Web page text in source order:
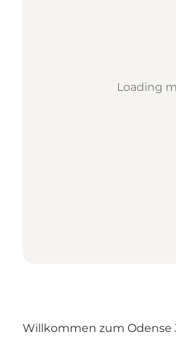
Loading
Willkommen zum Odense